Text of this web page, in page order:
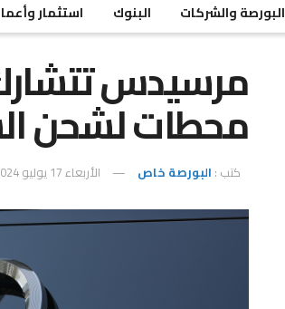
البورصة والشركات البنوك استثمار
مرسيدس
محطات لشحن
كتب : البورصة خاص الأربعاء 17 يوليو 2024